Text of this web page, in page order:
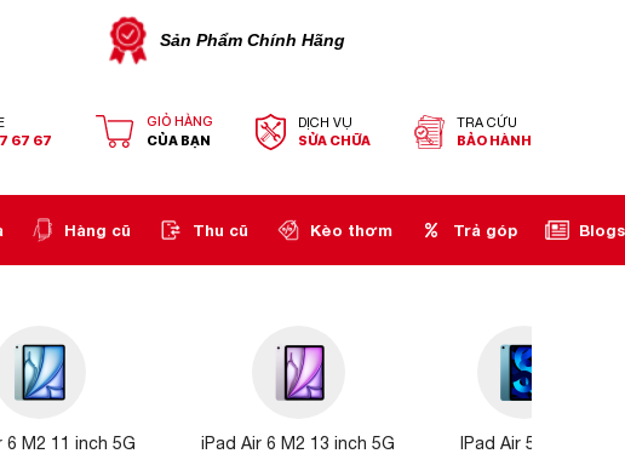
Sản Phẩm Chính Hãng
67 67
GIỎ HÀNG
CỦA BẠN
DỊCH VỤ
SỬA CHỮA
TRA CỨU
BẢO HÀNH
Hàng cũ Thu cũ Kèo thơm Trả góp Blogs
6 M2 11 inch 5G iPad Air 6 M2 13 inch 5G IPad Air 5 – WIFI